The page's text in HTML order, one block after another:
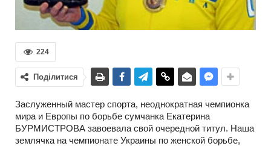
224
Поділитися
Заслуженный мастер спорта, неоднократная чемпионка
мира и Европы по борьбе сумчанка Екатерина
БУРМИСТРОВА завоевала свой очередной титул. Наша
землячка на чемпионате Украины по женской борьбе,